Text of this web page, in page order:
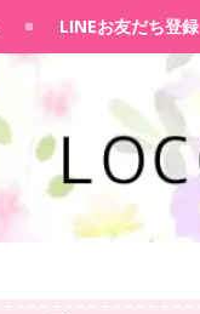
LINEお友だち登録